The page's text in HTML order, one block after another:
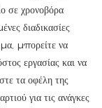
σε χρονοβόρα
διαδικασίες
μπορείτε να
εργασίας και να
τα οφέλη της
για τις ανάγκες